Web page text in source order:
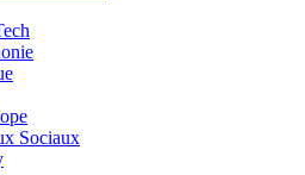
Sociaux